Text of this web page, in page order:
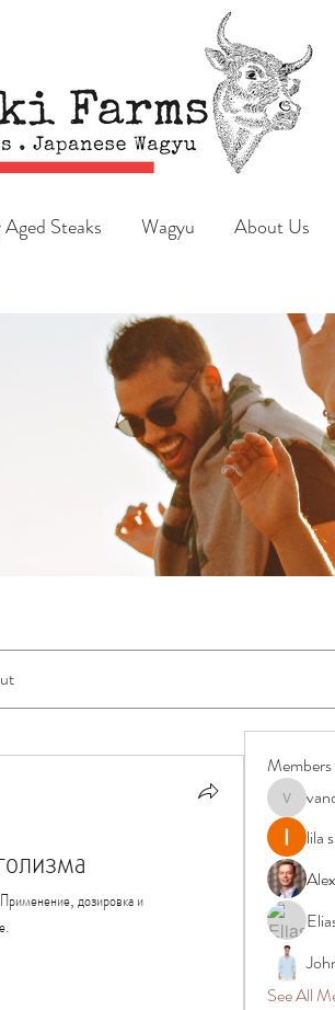
Steaks Wagyu About Us
дозировка и
Members
lila
See All